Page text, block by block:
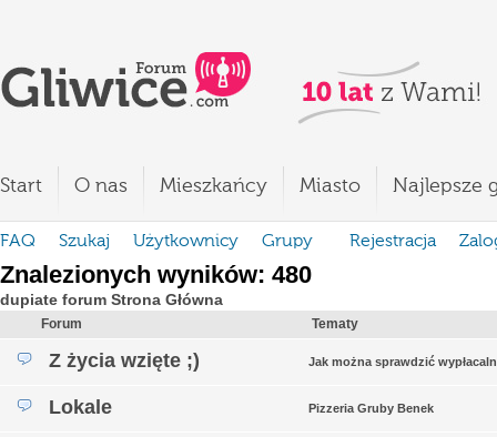
Start O nas Mieszkańcy Miasto Najlepsze
FAQ Szukaj Użytkownicy Grupy Rejestracja
Znalezionych wyników: 480
dupiate forum Strona Główna
Forum Tematy
Z życia wzięte ;) Jak można sprawdzić
Lokale Pizzeria Gruby Benek